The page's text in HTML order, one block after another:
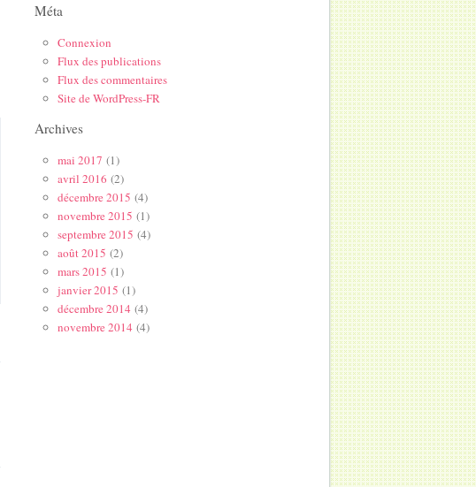
Méta
Connexion
Flux des publications
Flux des commentaires
Site de WordPress-FR
Archives
mai 2017 (1)
avril 2016 (2)
décembre 2015 (4)
novembre 2015 (1)
septembre 2015 (4)
août 2015 (2)
mars 2015 (1)
janvier 2015 (1)
décembre 2014 (4)
novembre 2014 (4)